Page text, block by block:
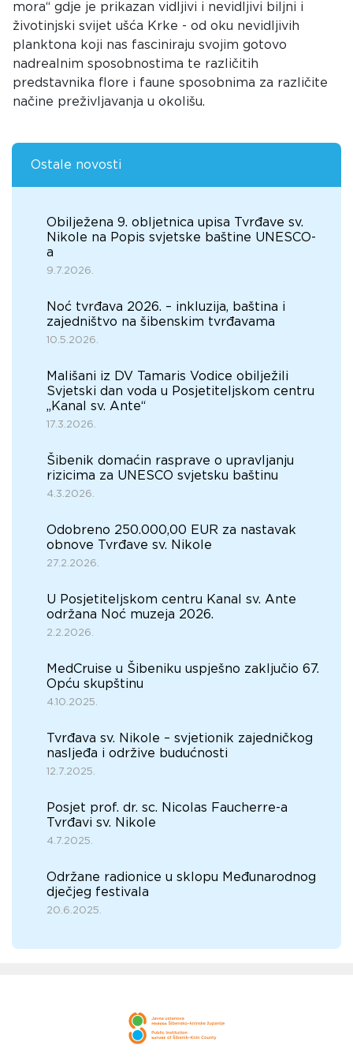
mora“ gdje je prikazan vidljivi i nevidljivi biljni i
životinjski svijet ušća Krke - od oku nevidljivih
planktona koji nas fasciniraju svojim gotovo
nadrealnim sposobnostima te različitih
predstavnika flore i faune sposobnima za različite
načine preživljavanja u okolišu.
Ostale novosti
Obilježena 9. obljetnica upisa Tvrđave sv.
Nikole na Popis svjetske baštine UNESCO-
a
9.7.2026.
Noć tvrđava 2026. – inkluzija, baština i
zajedništvo na šibenskim tvrđavama
10.5.2026.
Mališani iz DV Tamaris Vodice obilježili
Svjetski dan voda u Posjetiteljskom centru
„Kanal sv. Ante“
17.3.2026.
Šibenik domaćin rasprave o upravljanju
rizicima za UNESCO svjetsku baštinu
4.3.2026.
Odobreno 250.000,00 EUR za nastavak
obnove Tvrđave sv. Nikole
27.2.2026.
U Posjetiteljskom centru Kanal sv. Ante
održana Noć muzeja 2026.
2.2.2026.
MedCruise u Šibeniku uspješno zaključio 67.
Opću skupštinu
4.10.2025.
Tvrđava sv. Nikole – svjetionik zajedničkog
nasljeđa i održive budućnosti
12.7.2025.
Posjet prof. dr. sc. Nicolas Faucherre-a
Tvrđavi sv. Nikole
4.7.2025.
Održane radionice u sklopu Međunarodnog
dječjeg festivala
20.6.2025.